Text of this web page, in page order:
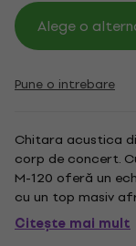
Alege o
Pune o intrebare
Chitara acustica
corp de concert.
M-120 oferă un
cu un top masiv
lungimea scării M-
gât de Guild în
Citește mai mult